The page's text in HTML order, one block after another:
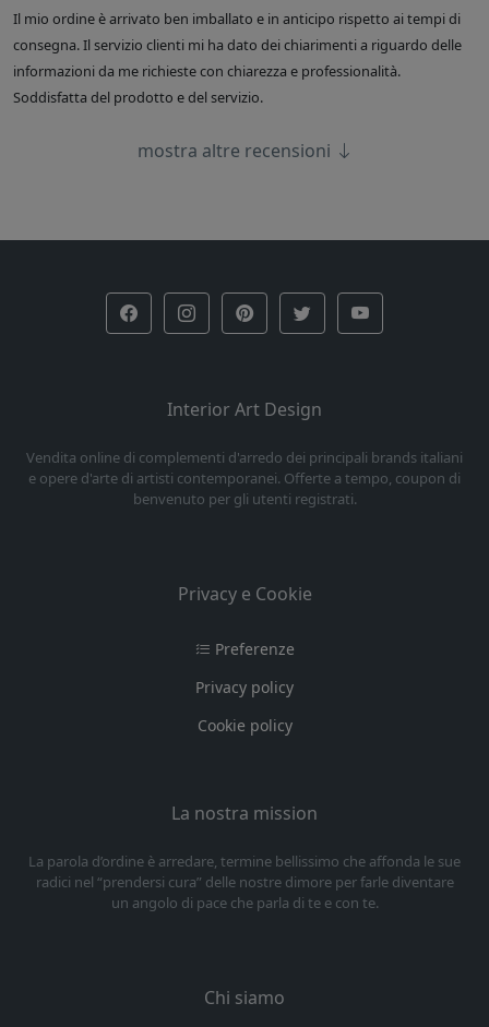
Il mio ordine è arrivato ben imballato e in anticipo rispetto ai tempi di
consegna. Il servizio clienti mi ha dato dei chiarimenti a riguardo delle
informazioni da me richieste con chiarezza e professionalità.
Soddisfatta del prodotto e del servizio.
mostra altre recensioni
Interior Art Design
Vendita online di complementi d'arredo dei principali brands italiani
e opere d'arte di artisti contemporanei. Offerte a tempo, coupon di
benvenuto per gli utenti registrati.
Privacy e Cookie
Preferenze
Privacy policy
Cookie policy
La nostra mission
La parola d’ordine è arredare, termine bellissimo che affonda le sue
radici nel “prendersi cura” delle nostre dimore per farle diventare
un angolo di pace che parla di te e con te.
Chi siamo